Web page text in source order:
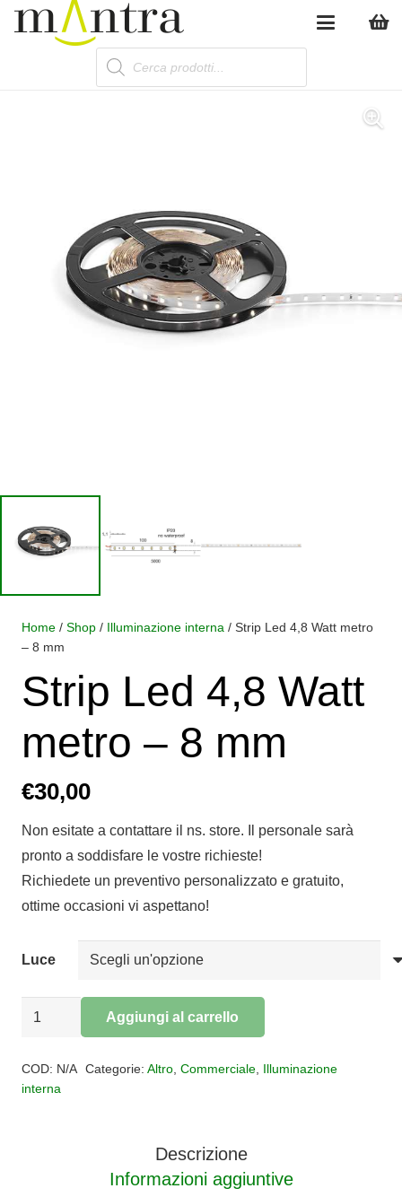
Products
search
Home / Shop / Illuminazione interna / Strip Led 4,8 Watt metro
– 8 mm
Strip Led 4,8 Watt
metro – 8 mm
€30,00
Non esitate a contattare il ns. store. Il personale sarà
pronto a soddisfare le vostre richieste!
Richiedete un preventivo personalizzato e gratuito,
ottime occasioni vi aspettano!
Luce
Strip
Watt
Aggiungi al carrello
COD: N/A Categorie: Altro, Commerciale, Illuminazione
interna
Descrizione
Informazioni aggiuntive